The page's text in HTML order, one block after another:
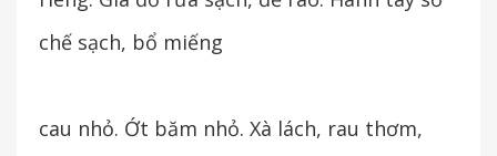
chế sạch, bổ miếng
cau nhỏ. Ớt băm nhỏ. Xà lách, rau thơm,